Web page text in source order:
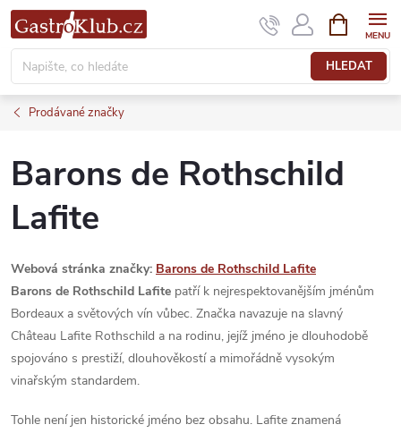
Přejít
na
obsah
HLEDAT
NÁKUPNÍ
KOŠÍK
Prodávané značky
Barons de Rothschild
Lafite
Webová stránka značky: Barons de Rothschild Lafite
Barons de Rothschild Lafite patří k nejrespektovanějším jménům
Bordeaux a světových vín vůbec. Značka navazuje na slavný
Château Lafite Rothschild a na rodinu, jejíž jméno je dlouhodobě
spojováno s prestiží, dlouhověkostí a mimořádně vysokým
vinařským standardem.
Tohle není jen historické jméno bez obsahu. Lafite znamená